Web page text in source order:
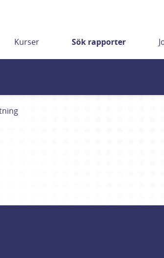
Kurser Sök rapporter